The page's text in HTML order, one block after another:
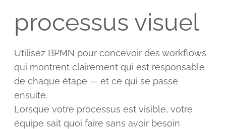
processus visuel
Utilisez BPMN pour concevoir des workflows
qui montrent clairement qui est responsable
de chaque étape — et ce qui se passe
ensuite.
Lorsque votre processus est visible, votre
équipe sait quoi faire sans avoir besoin